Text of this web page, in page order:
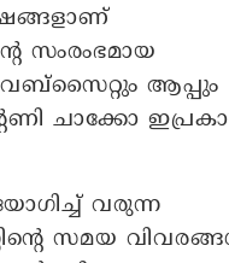
സംരംഭമായ
ആപ്പും
ചാക്കോ
വരുന്ന
സമയ